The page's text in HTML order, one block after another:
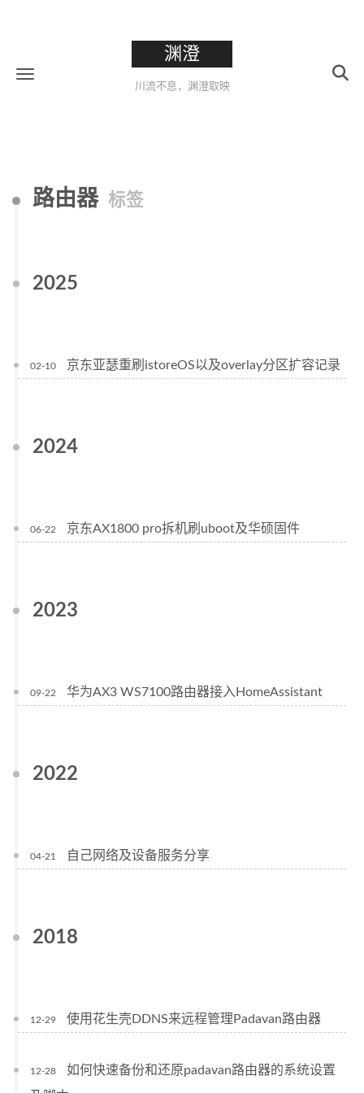
渊澄
川流不息，渊澄取映
路由器 标签
2025
02-10 京东亚瑟重刷istoreOS以及overlay分区扩容记录
2024
06-22 京东AX1800 pro拆机刷uboot及华硕固件
2023
09-22 华为AX3 WS7100路由器接入HomeAssistant
2022
04-21 自己网络及设备服务分享
2018
12-29 使用花生壳DDNS来远程管理Padavan路由器
12-28
如何快速备份和还原padavan路由器的系统设置